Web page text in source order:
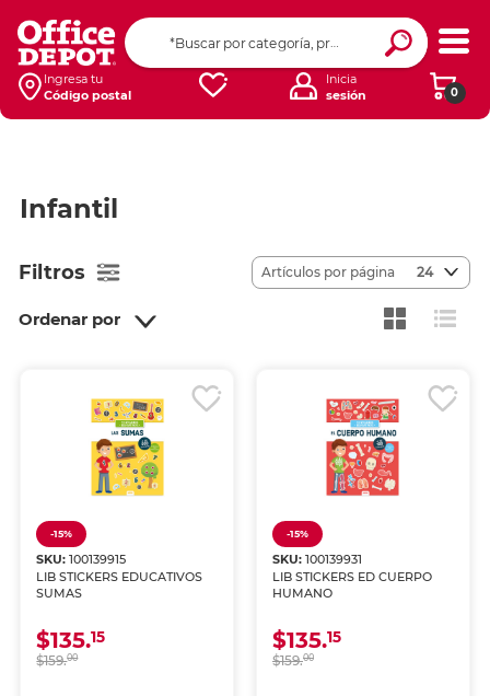
Ingresa tu
Código postal
0
Inicia
sesión
Infantil
Filtros
Ordenar por
Artículos por página 24
-15%
SKU:100139915
LIB STICKERS EDUCATIVOS
SUMAS
$135.15
$159.00
-15%
SKU: 100139931
LIB STICKERS ED CUERPO
HUMANO
$135.15
$159.00